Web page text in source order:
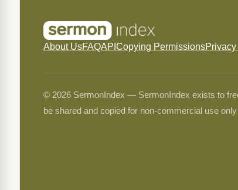
About UsFAQAPI Copying Permissions
© 2026 SermonIndex — SermonIndex exists to
be shared and copied for non-commercial use